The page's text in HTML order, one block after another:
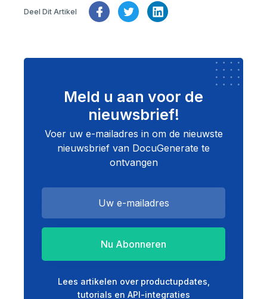
Deel Dit Artikel
Meld u aan voor de
nieuwsbrief!
Voer uw e-mailadres in om de nieuwste
nieuwsbrief van DocuGenerate te
ontvangen
Nu Abonneren
Lees artikelen over productupdates,
tutorials en API-integraties